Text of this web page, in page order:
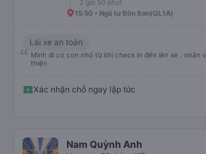
2 giờ 50 phút
15:50 • Ngã tư Bỉm Sơn(QL1A)
Lái xe an toàn
Mình đi có con nhỏ từ khi check in đến lên xe . nhân
thiện
Xác nhận chỗ ngay lập tức
Nam Quỳnh Anh